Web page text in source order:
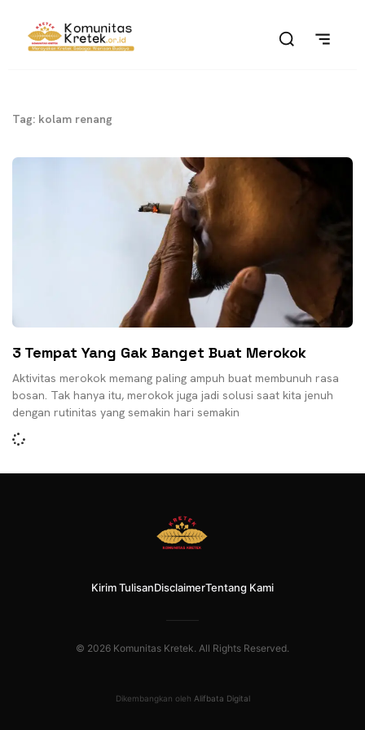
Tag: kolam renang
3 Tempat Yang Gak Banget Buat Merokok
Aktivitas merokok memang paling ampuh buat membunuh rasa
bosan. Tak hanya itu, merokok juga jadi solusi saat kita jenuh
dengan rutinitas yang semakin hari semakin
Kirim TulisanDisclaimerTentang Kami
© 2026 Komunitas Kretek. All Rights Reserved.
Dikembangkan oleh Alifbata Digital